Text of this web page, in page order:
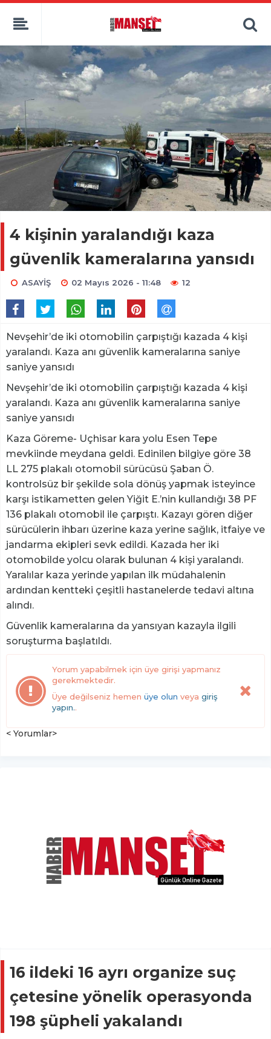
4 kişinin yaralandığı kaza
güvenlik kameralarına yansıdı
ASAYİŞ 02 Mayıs 2026 - 11:48 12
Nevşehir’de iki otomobilin çarpıştığı kazada 4 kişi
yaralandı. Kaza anı güvenlik kameralarına saniye
saniye yansıdı
Nevşehir’de iki otomobilin çarpıştığı kazada 4 kişi
yaralandı. Kaza anı güvenlik kameralarına saniye
saniye yansıdı
Kaza Göreme- Uçhisar kara yolu Esen Tepe
mevkiinde meydana geldi. Edinilen bilgiye göre 38
LL 275 plakalı otomobil sürücüsü Şaban Ö.
kontrolsüz bir şekilde sola dönüş yapmak isteyince
karşı istikametten gelen Yiğit E.’nin kullandığı 38 PF
136 plakalı otomobil ile çarpıştı. Kazayı gören diğer
sürücülerin ihbarı üzerine kaza yerine sağlık, itfaiye ve
jandarma ekipleri sevk edildi. Kazada her iki
otomobilde yolcu olarak bulunan 4 kişi yaralandı.
Yaralılar kaza yerinde yapılan ilk müdahalenin
ardından kentteki çeşitli hastanelerde tedavi altına
alındı.
Güvenlik kameralarına da yansıyan kazayla ilgili
soruşturma başlatıldı.
Yorum yapabilmek için üye girişi yapmanız
gerekmektedir.
Üye değilseniz hemen üye olun veya giriş
yapın..
< Yorumlar>
16 ildeki 16 ayrı organize suç
çetesine yönelik operasyonda
198 şüpheli yakalandı